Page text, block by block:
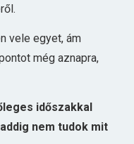
vele egyet, ám
még aznapra,
időszakkal
nem tudok mit